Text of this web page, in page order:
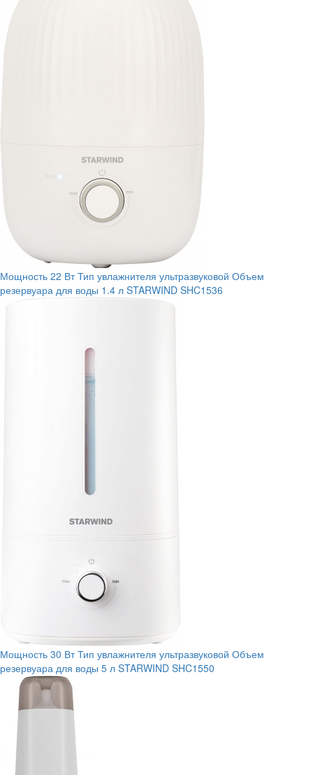
Мощность 22 ВтТип увлажнителя ультразвуковой Объем
резервуара для воды 1.4 л STARWIND SHC1536
Мощность 30 ВтТип увлажнителя ультразвуковой Объем
резервуара для воды 5 л STARWIND SHC1550